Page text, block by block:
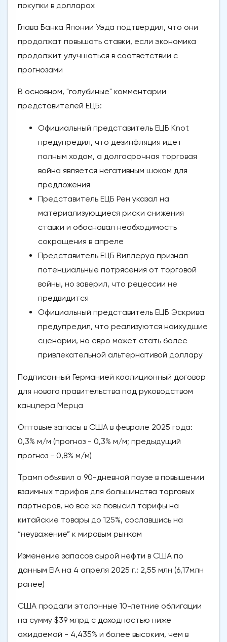
покупки в долларах
Глава Банка Японии Уэда подтвердил, что они
продолжат повышать ставки, если экономика
продолжит улучшаться в соответствии с
прогнозами
В основном, "голубиные" комментарии
представителей ЕЦБ:
Официальный представитель ЕЦБ Knot
предупредил, что дезинфляция идет
полным ходом, а долгосрочная торговая
война является негативным шоком для
предложения
Представитель ЕЦБ Рен указал на
материализующиеся риски снижения
ставки и обосновал необходимость
сокращения в апреле
Представитель ЕЦБ Виллеруа признал
потенциальные потрясения от торговой
войны, но заверил, что рецессии не
предвидится
Официальный представитель ЕЦБ Эскрива
предупредил, что реализуются наихудшие
сценарии, но евро может стать более
привлекательной альтернативой доллару
Подписанный Германией коалиционный договор
для нового правительства под руководством
канцлера Мерца
Оптовые запасы в США в феврале 2025 года:
0,3% м/м (прогноз - 0,3% м/м; предыдущий
прогноз - 0,8% м/м)
Трамп объявил о 90-дневной паузе в повышении
взаимных тарифов для большинства торговых
партнеров, но все же повысил тарифы на
китайские товары до 125%, сославшись на
“неуважение” к мировым рынкам
Изменение запасов сырой нефти в США по
данным EIA на 4 апреля 2025 г.: 2,55 млн (6,17млн
ранее)
США продали эталонные 10-летние облигации
на сумму $39 млрд с доходностью ниже
ожидаемой - 4,435% и более высоким, чем в